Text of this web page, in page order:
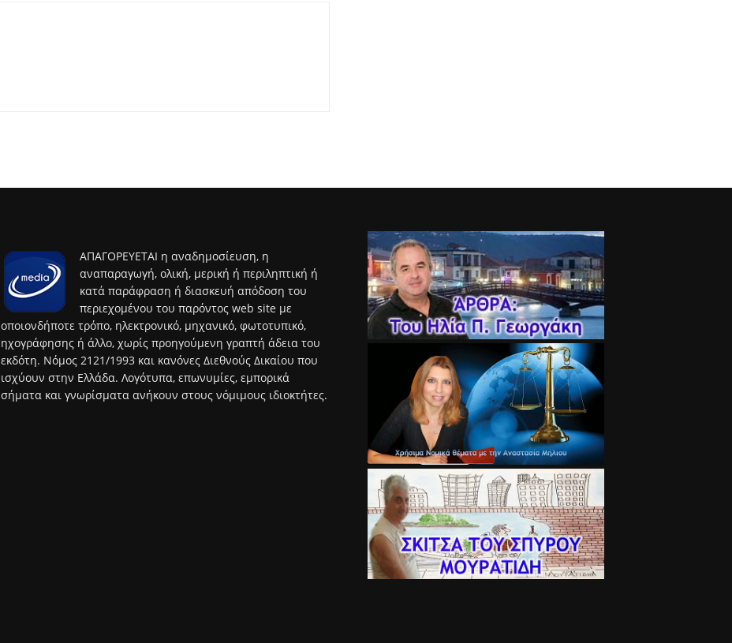
ΑΠΑΓΟΡΕΥΕΤΑΙ η αναδημοσίευση, η
αναπαραγωγή, ολική, μερική ή περιληπτική ή
κατά παράφραση ή διασκευή απόδοση του
περιεχομένου του παρόντος web site με
οποιονδήποτε τρόπο, ηλεκτρονικό, μηχανικό, φωτοτυπικό,
ηχογράφησης ή άλλο, χωρίς προηγούμενη γραπτή άδεια του
εκδότη. Νόμος 2121/1993 και κανόνες Διεθνούς Δικαίου που
ισχύουν στην Ελλάδα. Λογότυπα, επωνυμίες, εμπορικά
σήματα και γνωρίσματα ανήκουν στους νόμιμους ιδιοκτήτες.